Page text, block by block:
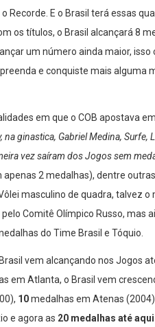
E o Brasil terá essas
os títulos, o Brasil alcançará 8
um número ainda maior, isso
e conquiste mais alguma
em que o COB apostava
na ginastica, Gabriel Medina, Surfe,
vez saíram dos Jogos sem
apenas 2 medalhas), dentre
masculino de quadra, talvez o
Comitê Olímpico Russo, mas
do Time Brasil e Tóquio.
vem alcançando nos Jogos
em Atlanta, o Brasil vem
10medalhas em Atenas
e agora as 20 medalhas até